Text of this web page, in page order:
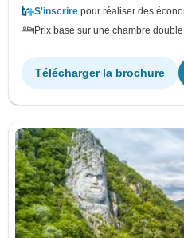
S'inscrire pour réaliser des
Prix basé sur une chambre double
Télécharger la brochure